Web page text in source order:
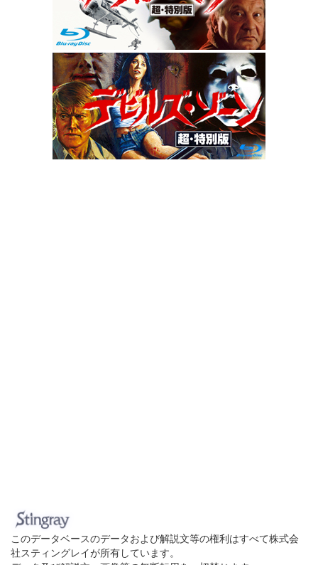
このデータベースのデータおよび解説文等の権利はすべて株式会
社スティングレイが所有しています。